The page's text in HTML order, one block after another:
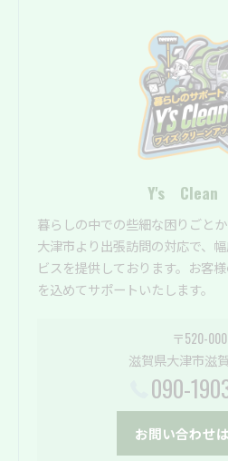
Y's Clean
暮らしの中での些細な困りごと
大津市より出張訪問の対応で、
ビスを提供しております。お客
を込めてサポートいたします。
〒520-
滋賀県大津市滋
090-
お問い合わせ